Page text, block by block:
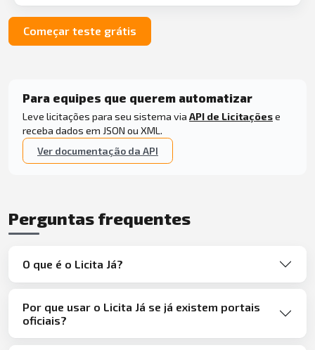
Começar teste grátis
Para equipes que querem automatizar
Leve licitações para seu sistema via API de Licitaçõese
receba dados em JSON ou XML.
Ver documentação da API
Perguntas frequentes
O que é o Licita Já?
Por que usar o Licita Já se já existem portais
oficiais?